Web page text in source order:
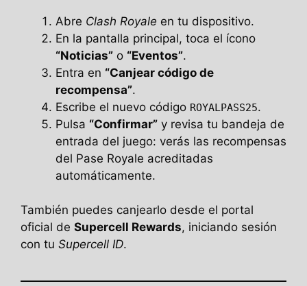
Abre Clash Royale en tu dispositivo.
En la pantalla principal, toca el ícono
“Noticias” o “Eventos”.
Entra en “Canjear código de
recompensa”.
Escribe el nuevo código ROYALPASS25.
Pulsa “Confirmar” y revisa tu bandeja de
entrada del juego: verás las recompensas
del Pase Royale acreditadas
automáticamente.
También puedes canjearlo desde el portal
oficial de Supercell Rewards, iniciando sesión
con tu Supercell ID.